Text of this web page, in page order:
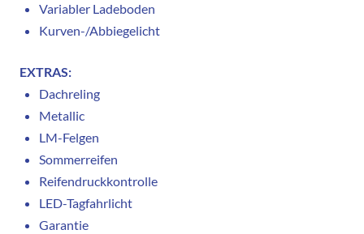
Variabler Ladeboden
Kurven-/Abbiegelicht
EXTRAS:
Dachreling
Metallic
LM-Felgen
Sommerreifen
Reifendruckkontrolle
LED-Tagfahrlicht
Garantie